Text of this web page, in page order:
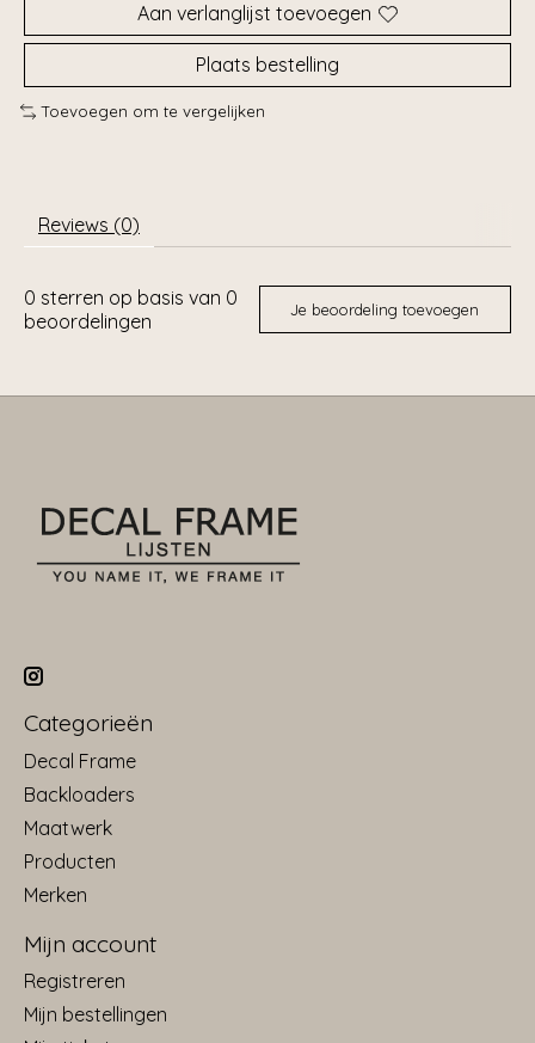
Aan verlanglijst toevoegen
Plaats bestelling
Toevoegen om te vergelijken
Reviews (0)
0 sterren op basis van 0
beoordelingen
Je beoordeling toevoegen
Categorieën
Decal Frame
Backloaders
Maatwerk
Producten
Merken
Mijn account
Registreren
Mijn bestellingen